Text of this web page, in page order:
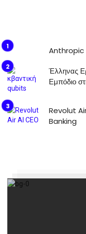
Anthropic
Έλληνας
Εμπόδιο
Revolut
Banking